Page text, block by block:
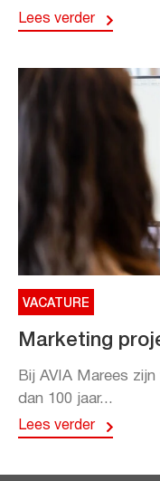
Lees verder
VACATURE
Marketing
Bij AVIA Marees
dan 100 jaar...
Lees verder